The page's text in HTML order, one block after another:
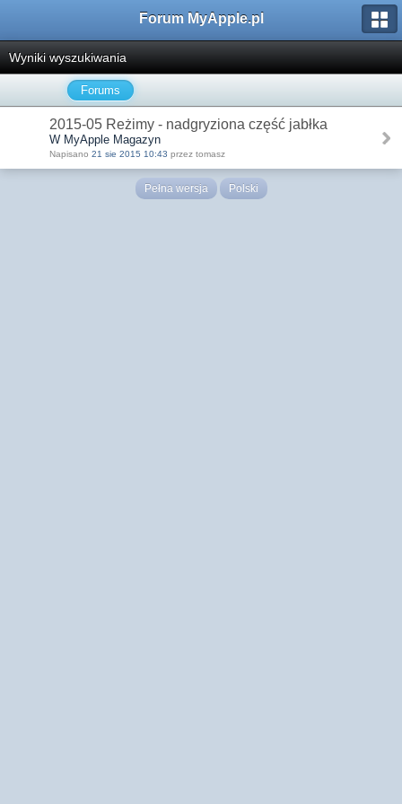
Forum MyApple.pl
Wyniki wyszukiwania
Forums
2015-05 Reżimy - nadgryziona część jabłka
W MyApple Magazyn
Napisano 21 sie 2015 10:43 przez tomasz
Pełna wersja Polski